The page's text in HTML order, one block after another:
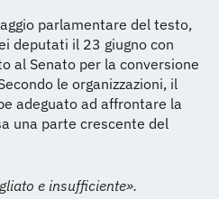
parlamentare del testo,
deputati il 23 giugno con
al Senato per la conversione
le organizzazioni, il
adeguato ad affrontare la
una parte crescente del
e insufficiente».